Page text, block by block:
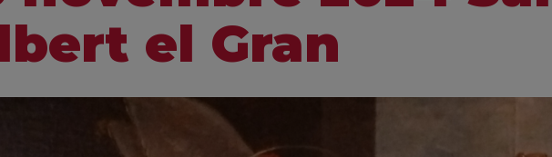
el Gran